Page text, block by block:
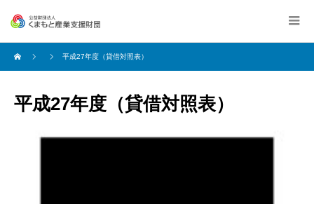
平成27年度（貸借対照表）
平成27年度（貸借対照表）